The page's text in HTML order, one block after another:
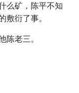
么矿，陈平不知
敷衍了事。
陈老三。